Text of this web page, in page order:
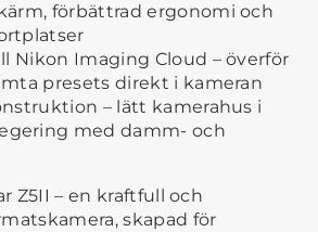
förbättrad ergonomi och
Nikon Imaging Cloud – överför
presets direkt i kameran
– lätt kamerahus i
med damm- och
Z5II – en kraftfull och
skapad för